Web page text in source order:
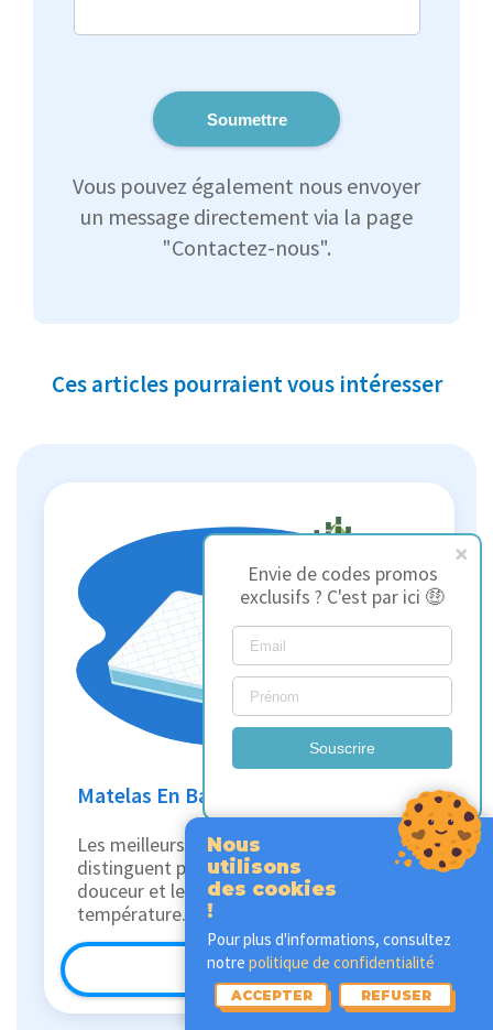
Soumettre
Vous pouvez également nous envoyer
un message directement via la page
"Contactez-nous".
Envie de codes promos
exclusifs ? C'est par ici 🤑
Souscrire
Ces articles pourraient vous intéresser
Matelas En Bambou
Les meilleurs matelas en bambou se
distinguent par leur respirabilité, leur
douceur et leur capacité à réguler la
température.
En savoir plus
Nous
utilisons
des cookies
!
Pour plus d'informations, consultez
notre politique de confidentialité
ACCEPTER REFUSER